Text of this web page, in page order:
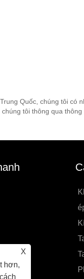
Quốc, chúng tôi
tôi thông qua thông
X
hơn,